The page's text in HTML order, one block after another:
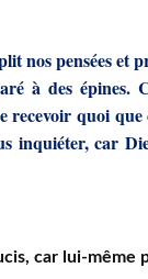
nos pensées et
à des épines.
recevoir quoi
inquiéter, car
car lui-même